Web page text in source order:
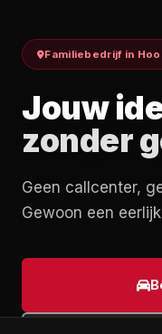
Familiebedrijf in
Jouw
zonder
Geen callcenter,
Gewoon een
Auto
Online
Hoi! Kunnen we
bericht en we